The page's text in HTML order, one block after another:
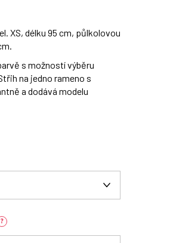
XS, délku 95 cm, půlkolovou
s možností výběru
na jedno rameno s
a dodává modelu
?